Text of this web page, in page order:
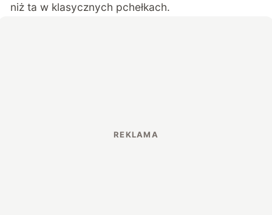
niż ta w klasycznych pchełkach.